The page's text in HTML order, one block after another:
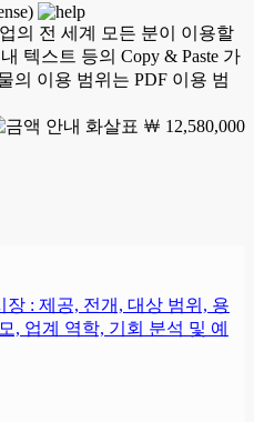
의 전 세계 모든 분이 이용할
텍스트 등의 Copy & Paste 가
의 이용 범위는 PDF 이용 범
￦ 12,580,000
: 제공, 전개, 대상 범위, 용
, 업계 역학, 기회 분석 및 예